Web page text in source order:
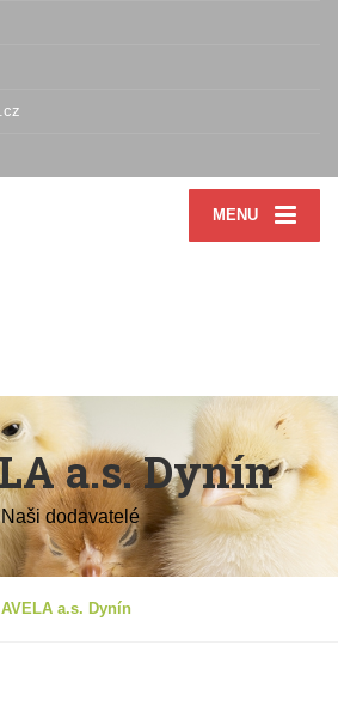
MENU
a.s. Dynín
Naši dodavatelé
a.s. Dynín